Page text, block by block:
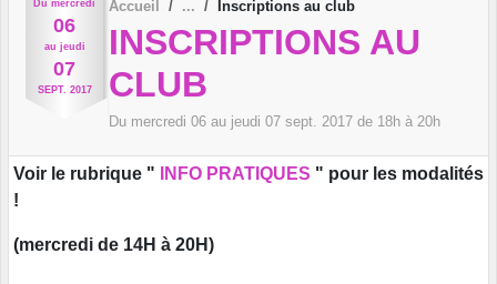
Du mercredi
06
au jeudi
07
SEPT. 2017
Accueil Inscriptions au club
INSCRIPTIONS AU
CLUB
Du mercredi 06 au jeudi 07 sept. 2017 de 18h à 20h
Voir le rubrique " INFO PRATIQUES " pour les modalités
!
(mercredi de 14H à 20H)